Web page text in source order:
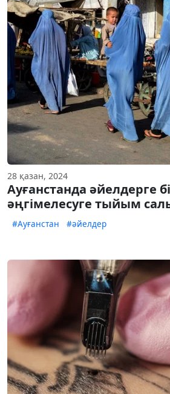
28 қазан, 2024
Ауғанстанда әйелдерге
әңгімелесуге тыйым
#Ауғанстан #әйелдер